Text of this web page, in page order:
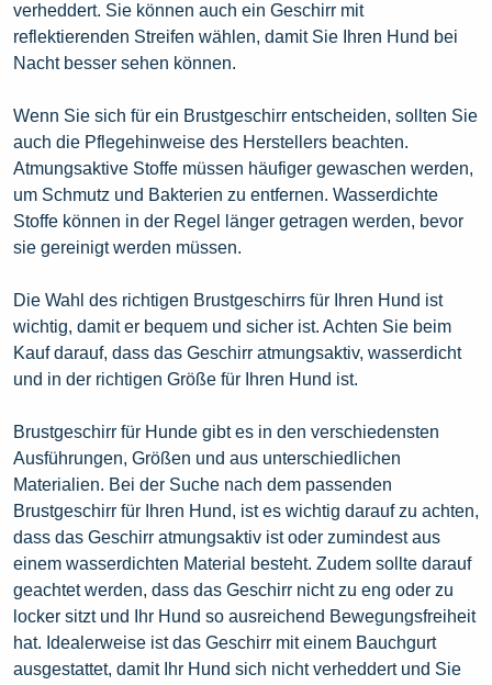
verheddert. Sie können auch ein Geschirr mit
reflektierenden Streifen wählen, damit Sie Ihren Hund bei
Nacht besser sehen können.
Wenn Sie sich für ein Brustgeschirr entscheiden, sollten Sie
auch die Pflegehinweise des Herstellers beachten.
Atmungsaktive Stoffe müssen häufiger gewaschen werden,
um Schmutz und Bakterien zu entfernen. Wasserdichte
Stoffe können in der Regel länger getragen werden, bevor
sie gereinigt werden müssen.
Die Wahl des richtigen Brustgeschirrs für Ihren Hund ist
wichtig, damit er bequem und sicher ist. Achten Sie beim
Kauf darauf, dass das Geschirr atmungsaktiv, wasserdicht
und in der richtigen Größe für Ihren Hund ist.
Brustgeschirr für Hunde gibt es in den verschiedensten
Ausführungen, Größen und aus unterschiedlichen
Materialien. Bei der Suche nach dem passenden
Brustgeschirr für Ihren Hund, ist es wichtig darauf zu achten,
dass das Geschirr atmungsaktiv ist oder zumindest aus
einem wasserdichten Material besteht. Zudem sollte darauf
geachtet werden, dass das Geschirr nicht zu eng oder zu
locker sitzt und Ihr Hund so ausreichend Bewegungsfreiheit
hat. Idealerweise ist das Geschirr mit einem Bauchgurt
ausgestattet, damit Ihr Hund sich nicht verheddert und Sie